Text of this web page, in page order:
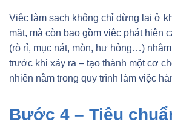
Việc làm sạch không chỉ dừng lại ở
mặt, mà còn bao gồm việc phát hiện
(rò rỉ, mục nát, mòn, hư hỏng…)
trước khi xảy ra – tạo thành một cơ
nhiên nằm trong quy trình làm việc
Bước 4 – Tiêu